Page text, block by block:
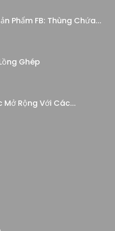
Phẩm FB: Thùng Chứa...
Ghép
Mở Rộng Với Các...